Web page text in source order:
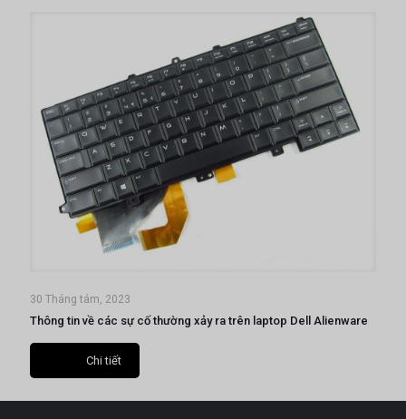
30 Tháng tám, 2023
Thông tin về các sự cố thường xảy ra trên laptop Dell Alienware
Chi tiết